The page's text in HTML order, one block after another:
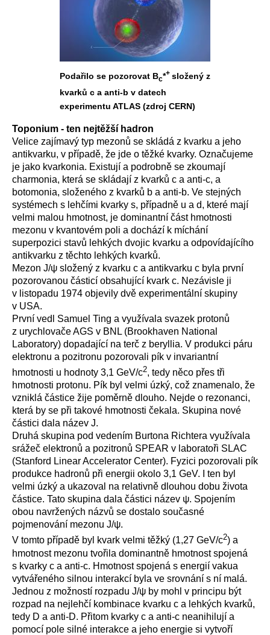
Podařilo se pozorovat Bc*+ složený z
kvarků c a anti-b v datech
experimentu ATLAS (zdroj CERN)
Toponium - ten nejtěžší hadron
Velice zajímavý typ mezonů se skládá z kvarku a jeho
antikvarku, v případě, že jde o těžké kvarky. Označujeme
je jako kvarkonia. Existují a podrobně se zkoumají
charmonia, která se skládají z kvarků c a anti-c, a
botomonia, složeného z kvarků b a anti-b. Ve stejných
systémech s lehčími kvarky s, případně u a d, které mají
velmi malou hmotnost, je dominantní část hmotnosti
mezonu v kvantovém poli a dochází k míchání
superpozici stavů lehkých dvojic kvarku a odpovídajícího
antikvarku z těchto lehkých kvarků.
Mezon J/ψ složený z kvarku c a antikvarku c byla první
pozorovanou částicí obsahující kvark c. Nezávisle ji
v listopadu 1974 objevily dvě experimentální skupiny
v USA.
První vedl Samuel Ting a využívala svazek protonů
z urychlovače AGS v BNL (Brookhaven National
Laboratory) dopadající na terč z beryllia. V produkci páru
elektronu a pozitronu pozorovali pík v invariantní
hmotnosti u hodnoty 3,1 GeV/c2, tedy něco přes tři
hmotnosti protonu. Pík byl velmi úzký, což znamenalo, že
vzniklá částice žije poměrně dlouho. Nejde o rezonanci,
která by se při takové hmotnosti čekala. Skupina nové
částici dala název J.
Druhá skupina pod vedením Burtona Richtera využívala
srážeč elektronů a pozitronů SPEAR v laboratoři SLAC
(Stanford Linear Accelerator Center). Fyzici pozorovali pík
produkce hadronů při energii okolo 3,1 GeV. I ten byl
velmi úzký a ukazoval na relativně dlouhou dobu života
částice. Tato skupina dala částici název ψ. Spojením
obou navržených názvů se dostalo současné
pojmenování mezonu J/ψ.
V tomto případě byl kvark velmi těžký (1,27 GeV/c2) a
hmotnost mezonu tvořila dominantně hmotnost spojená
s kvarky c a anti-c. Hmotnost spojená s energií vakua
vytvářeného silnou interakcí byla ve srovnání s ní malá.
Jednou z možností rozpadu J/ψ by mohl v principu být
rozpad na nejlehčí kombinace kvarku c a lehkých kvarků,
tedy D a anti-D. Přitom kvarky c a anti-c neanihilují a
pomocí pole silné interakce a jeho energie si vytvoří